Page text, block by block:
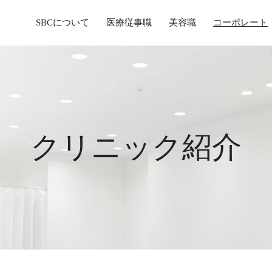
SBCについて 医療従事職 美容職 コーポレート
クリニック紹介